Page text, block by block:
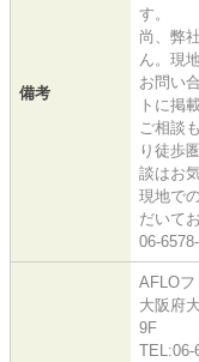
備考
す。
尚、弊
ん。現
お問い
トに掲
ご相談
り徒歩
談はお
現地で
だいて
06-
AFLOフ
大阪府
9F
TEL:06-